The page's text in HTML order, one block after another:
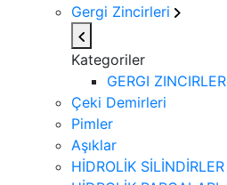
Gergi Zincirleri
Kategoriler
GERGI ZINCIRLER
Çeki Demirleri
Pimler
Aşıklar
HİDROLİK SİLİNDİRLER